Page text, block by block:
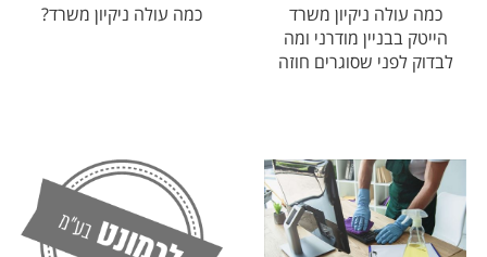
כמה עולה ניקיון משרד
הייטק בבניין מודרני ומה
לבדוק לפני שסוגרים חוזה
כמה עולה ניקיון משרד?